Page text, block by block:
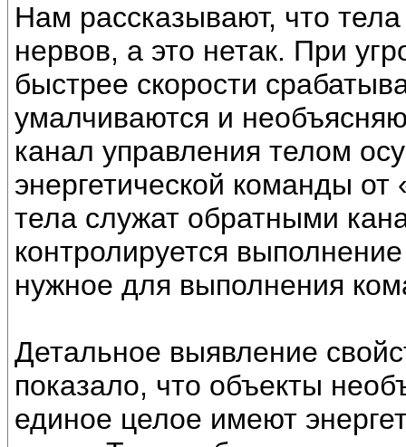
Нам рассказывают, что
нервов, а это нетак. При
быстрее скорости
умалчиваются и
канал управления телом
энергетической команды
тела служат обратными
контролируется
нужное для выполнения
Детальное выявление
показало, что объекты
единое целое имеют